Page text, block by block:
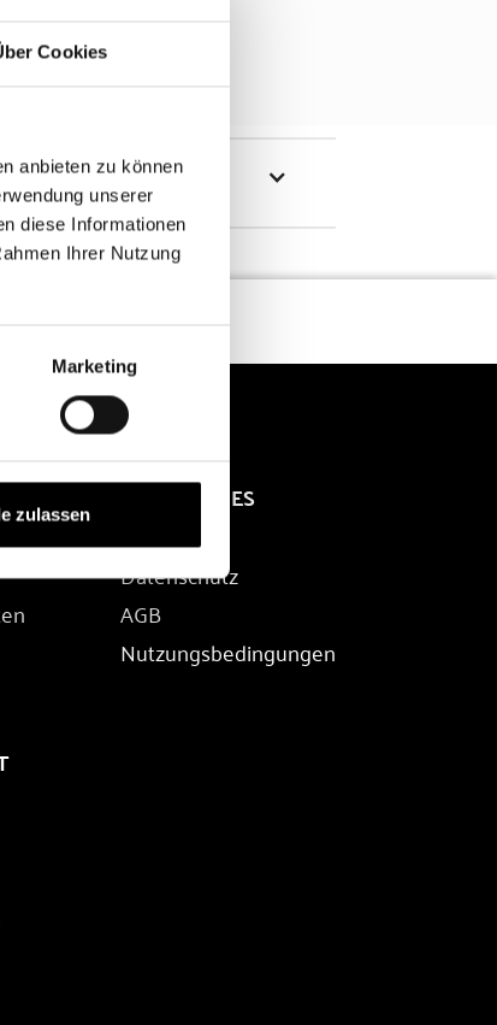
Cookies
anbieten zu können
unserer
diese Informationen
Ihrer Nutzung
Marketing
zulassen RECHTLICHES
Impressum
Datenschutz
AGB
Nutzungsbedingungen